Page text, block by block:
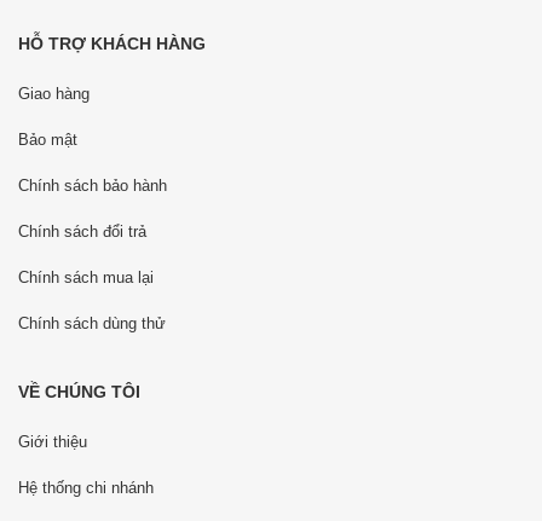
HỖ TRỢ KHÁCH HÀNG
Giao hàng
Bảo mật
Chính sách bảo hành
Chính sách đổi trả
Chính sách mua lại
Chính sách dùng thử
VỀ CHÚNG TÔI
Giới thiệu
Hệ thống chi nhánh